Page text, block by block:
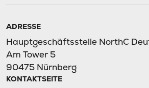
ADRESSE
Hauptgeschäftsstelle NorthC
Am Tower 5
90475 Nürnberg
KONTAKTSEITE